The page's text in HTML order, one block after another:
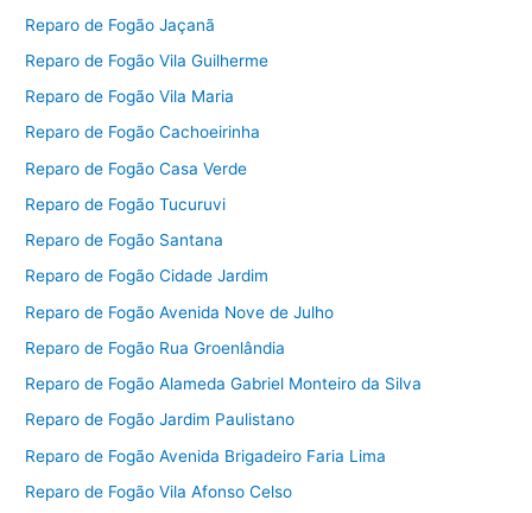
Reparo de Fogão Jaçanã
Reparo de Fogão Vila Guilherme
Reparo de Fogão Vila Maria
Reparo de Fogão Cachoeirinha
Reparo de Fogão Casa Verde
Reparo de Fogão Tucuruvi
Reparo de Fogão Santana
Reparo de Fogão Cidade Jardim
Reparo de Fogão Avenida Nove de Julho
Reparo de Fogão Rua Groenlândia
Reparo de Fogão Alameda Gabriel Monteiro da Silva
Reparo de Fogão Jardim Paulistano
Reparo de Fogão Avenida Brigadeiro Faria Lima
Reparo de Fogão Vila Afonso Celso